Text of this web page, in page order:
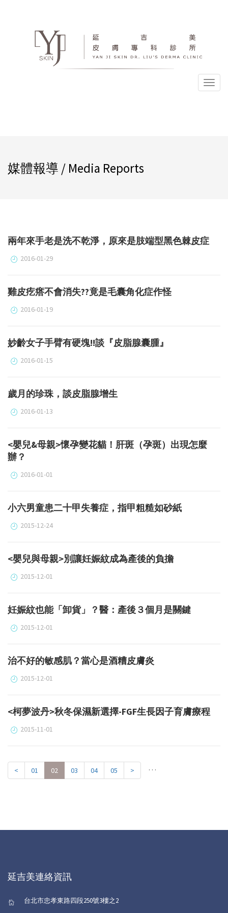
選
媒體報導 / Media Reports
兩年來手老是洗不乾淨，原來是肢端型黑色棘皮症
2016-01-29
雞皮疙瘩不會消失??竟是毛囊角化症作怪
2016-01-19
妙齡女子手臂有硬塊!!談『皮脂腺囊腫』
2016-01-15
歲月的珍珠，談皮脂腺增生
2016-01-13
<嬰兒&母親>懷孕變花貓！肝斑（孕斑）出現怎麼
辦？
2016-01-01
小六男童患二十甲失養症，指甲粗糙如砂紙
2015-12-24
<嬰兒與母親>別讓妊娠紋成為產後的負擔
2015-12-01
妊娠紋也能「卸貨」？醫：產後３個月是關鍵
2015-12-01
治不好的敏感肌？當心是酒糟皮膚炎
2015-12-01
<柯夢波丹>秋冬保濕新選擇-FGF生長因子育膚療程
2015-11-01
< 01 02 03 04 05 . . .
>
延吉美連絡資訊
台北市忠孝東路四段250號3樓之2